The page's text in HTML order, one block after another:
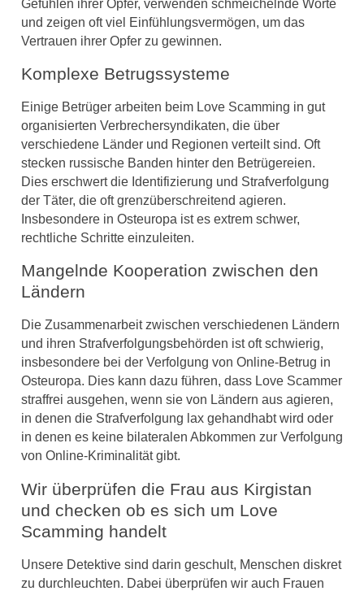
Gefühlen ihrer Opfer, verwenden schmeichelnde Worte
und zeigen oft viel Einfühlungsvermögen, um das
Vertrauen ihrer Opfer zu gewinnen.
Komplexe Betrugssysteme
Einige Betrüger arbeiten beim Love Scamming in gut
organisierten Verbrechersyndikaten, die über
verschiedene Länder und Regionen verteilt sind. Oft
stecken russische Banden hinter den Betrügereien.
Dies erschwert die Identifizierung und Strafverfolgung
der Täter, die oft grenzüberschreitend agieren.
Insbesondere in Osteuropa ist es extrem schwer,
rechtliche Schritte einzuleiten.
Mangelnde Kooperation zwischen den
Ländern
Die Zusammenarbeit zwischen verschiedenen Ländern
und ihren Strafverfolgungsbehörden ist oft schwierig,
insbesondere bei der Verfolgung von Online-Betrug in
Osteuropa. Dies kann dazu führen, dass Love Scammer
straffrei ausgehen, wenn sie von Ländern aus agieren,
in denen die Strafverfolgung lax gehandhabt wird oder
in denen es keine bilateralen Abkommen zur Verfolgung
von Online-Kriminalität gibt.
Wir überprüfen die Frau aus Kirgistan
und checken ob es sich um Love
Scamming handelt
Unsere Detektive sind darin geschult, Menschen diskret
zu durchleuchten. Dabei überprüfen wir auch Frauen